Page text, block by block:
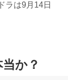
ラは9月14日
か？